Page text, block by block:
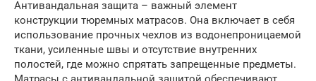
Антивандальная защита – важный элемент
конструкции тюремных матрасов. Она включает в себя
использование прочных чехлов из водонепроницаемой
ткани, усиленные швы и отсутствие внутренних
полостей, где можно спрятать запрещенные предметы.